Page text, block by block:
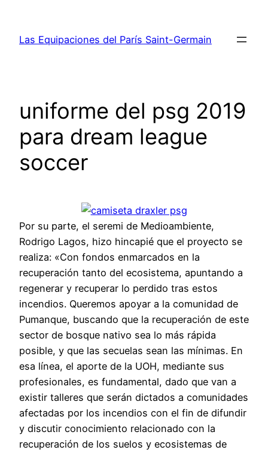
contenido
Las Equipaciones del París Saint-Germain
uniforme del psg 2019
para dream league
soccer
Por su parte, el seremi de Medioambiente,
Rodrigo Lagos, hizo hincapié que el proyecto se
realiza: «Con fondos enmarcados en la
recuperación tanto del ecosistema, apuntando a
regenerar y recuperar lo perdido tras estos
incendios. Queremos apoyar a la comunidad de
Pumanque, buscando que la recuperación de este
sector de bosque nativo sea lo más rápida
posible, y que las secuelas sean las mínimas. En
esa línea, el aporte de la UOH, mediante sus
profesionales, es fundamental, dado que van a
existir talleres que serán dictados a comunidades
afectadas por los incendios con el fin de difundir
y discutir conocimiento relacionado con la
recuperación de los suelos y ecosistemas de